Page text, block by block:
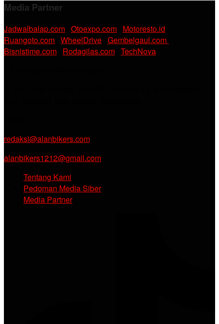
Media Partner
Jadwalbalap.com Otoexpo.com Motoresto.id
Ruangoto.com WheelDrive Gembelgaul.com
Bisnistime.com Rodagilas.com TechNova
redaksi@alanbikers.com
alanbikers1212@gmail.com
Tentang Kami
Pedoman Media Siber
Media Partner